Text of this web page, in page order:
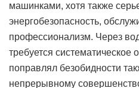
машинками, хотя также
энергобезопасность,
профессионализм. Через
требуется систематическое
поправлял безобидности
непрерывному